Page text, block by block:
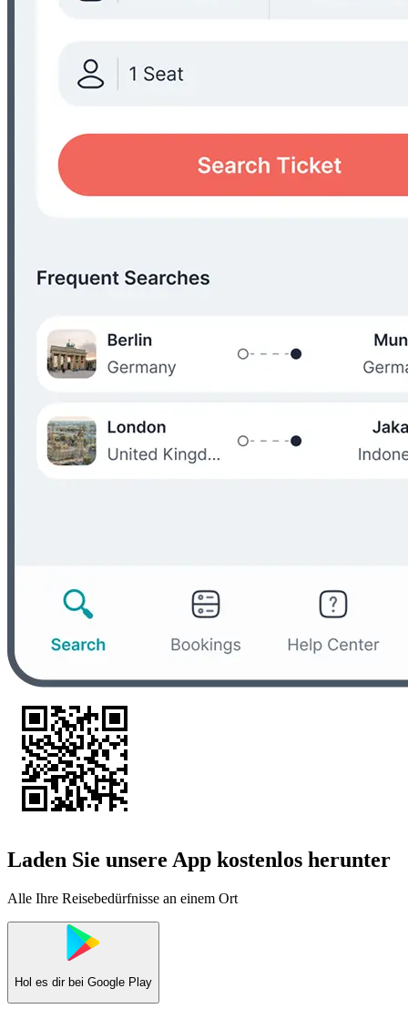
Laden Sie unsere App kostenlos herunter
Alle Ihre Reisebedürfnisse an einem Ort
Hol es dir bei Google Play